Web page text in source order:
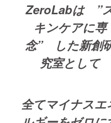
ZeroLabは ”
キンケアに専
念” した新創
究室として
全てマイナスエ